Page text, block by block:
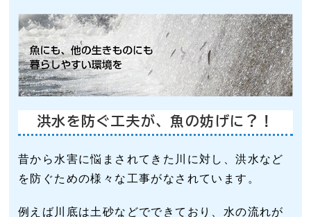
洪水を防ぐ工夫が、魚の妨げに？！
昔から水害に悩まされてきた川に対し、洪水など
を防ぐための様々な工事がなされています。
例えば川底は土砂などでできており、水の流れが